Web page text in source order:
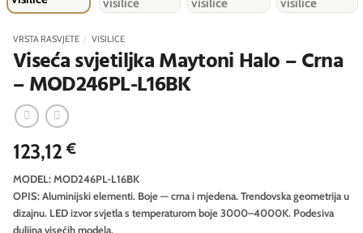
VRSTA RASVJETE / VISILICE
Viseća svjetiljka Maytoni Halo – Crna
– MOD246PL-L16BK
123,12€
MODEL: MOD246PL-L16BK
OPIS: Aluminijski elementi. Boje — crna i mjedena. Trendovska geometrija u
dizajnu. LED izvor svjetla s temperaturom boje 3000–4000K. Podesiva
duljina visećih modela.